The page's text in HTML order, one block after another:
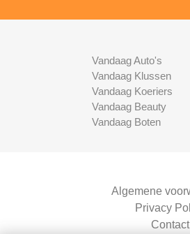
Vandaag Auto's
Vandaag Klussen
Vandaag Koeriers
Vandaag Beauty
Vandaag Boten
Algemene
Privacy
Contact